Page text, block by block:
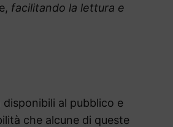
facilitando la lettura e
al pubblico e
che alcune di queste